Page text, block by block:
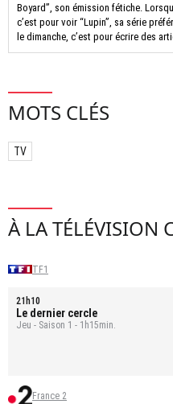
Boyard”, son émission fétiche.
c’est pour voir “Lupin”, sa série
le dimanche, c’est pour écrire des
MOTS CLÉS
TV
À LA TÉLÉVISION
TF1
21h10
Le dernier cercle
Jeu - Saison 1 - 1h15min.
France 2